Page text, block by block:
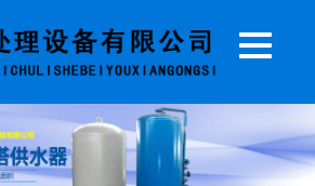
20T无塔供水器
...